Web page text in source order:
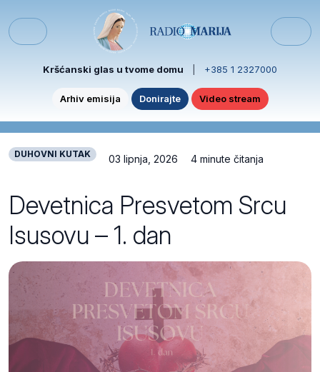
Menu
Kršćanski glas u tvome domu +385 1 2327000
Arhiv emisija Donirajte Video stream
DUHOVNI KUTAK 03 lipnja, 2026 4 minute čitanja
Devetnica Presvetom Srcu
Isusovu – 1. dan